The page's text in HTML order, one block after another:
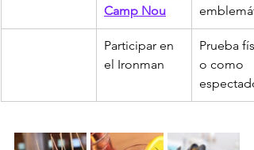
Camp Nou
Participar en
el Ironman
Prueba
o como